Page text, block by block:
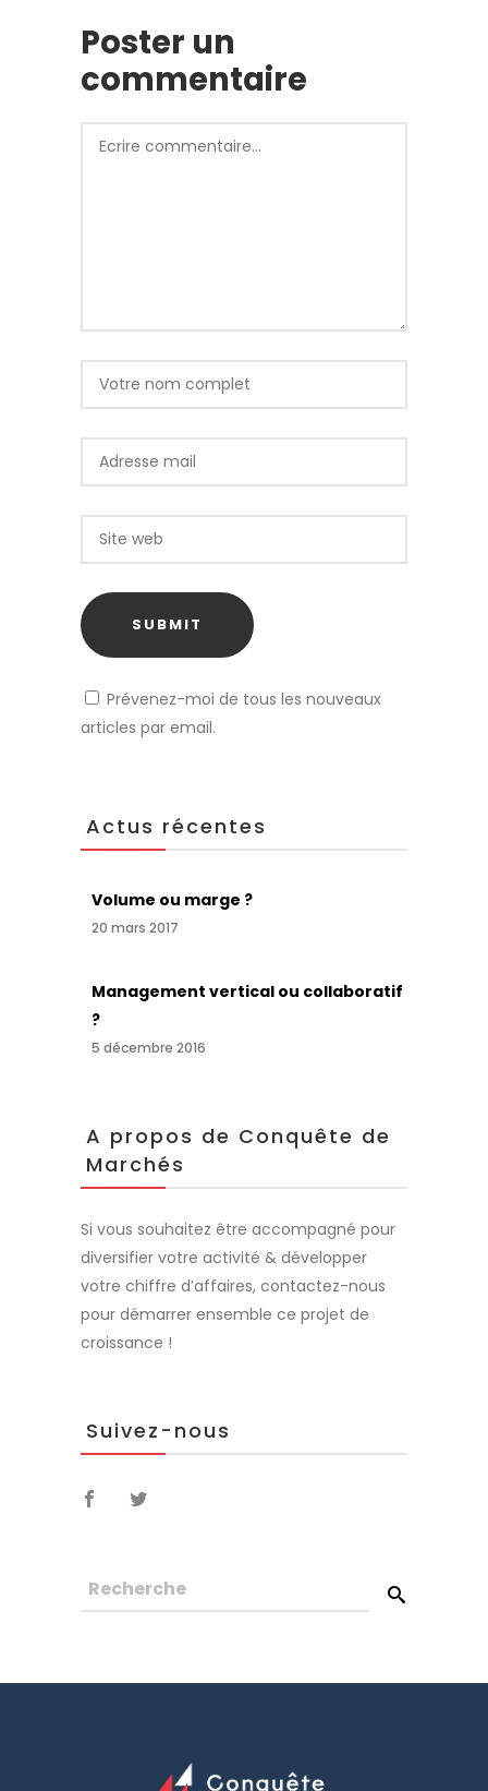
Poster un
commentaire
Prévenez-moi de tous les nouveaux
articles par email.
Actus récentes
Volume ou marge ?
20 mars 2017
Management vertical ou collaboratif
?
5 décembre 2016
A propos de Conquête de
Marchés
Si vous souhaitez être accompagné pour
diversifier votre activité & développer
votre chiffre d’affaires, contactez-nous
pour démarrer ensemble ce projet de
croissance !
Suivez-nous